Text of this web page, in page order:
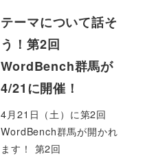
テーマについて話そ
う！第2回
WordBench群馬が
4/21に開催！
4月21日（土）に第2回
WordBench群馬が開かれ
ます！ 第2回